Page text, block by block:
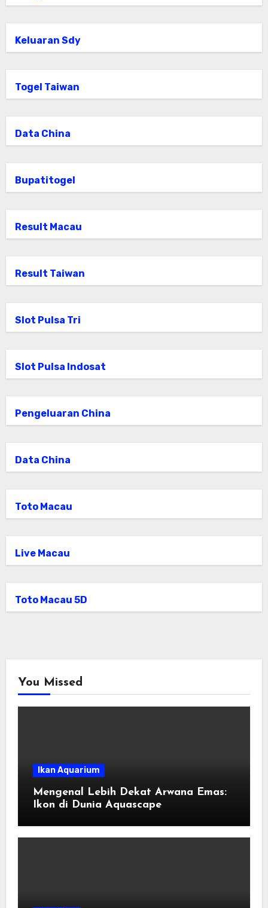
Keluaran Sdy
Togel Taiwan
Data China
Bupatitogel
Result Macau
Result Taiwan
Slot Pulsa Tri
Slot Pulsa Indosat
Pengeluaran China
Data China
Toto Macau
Live Macau
Toto Macau 5D
You Missed
Ikan Aquarium
Mengenal Lebih Dekat Arwana Emas:
Ikon di Dunia Aquascape